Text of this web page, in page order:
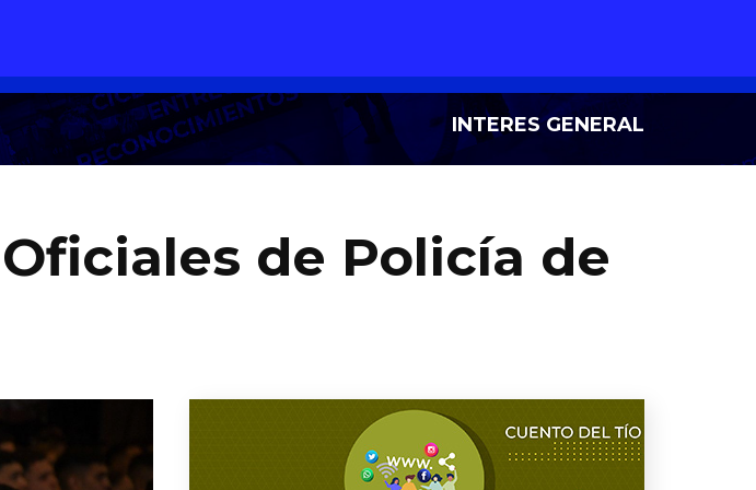
INTERES GENERAL
de Policía de